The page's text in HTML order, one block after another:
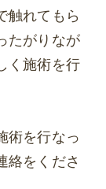
触れてもら
たがりなが
く施術を行
術を行なっ
絡をくださ